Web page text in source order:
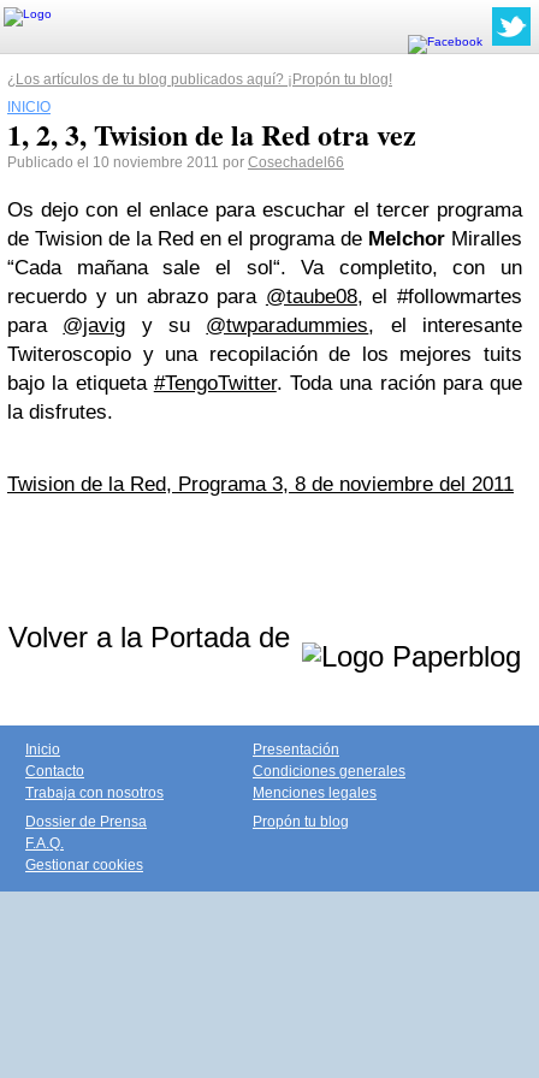
¿Los artículos de tu blog publicados aquí? ¡Propón tu blog!
INICIO
1, 2, 3, Twision de la Red otra vez
Publicado el 10 noviembre 2011 por Cosechadel66
Os dejo con el enlace para escuchar el tercer programa
de Twision de la Red en el programa de Melchor Miralles
“Cada mañana sale el sol“. Va completito, con un
recuerdo y un abrazo para @taube08, el #followmartes
para @javig y su @twparadummies, el interesante
Twiteroscopio y una recopilación de los mejores tuits
bajo la etiqueta #TengoTwitter. Toda una ración para que
la disfrutes.
Twision de la Red, Programa 3, 8 de noviembre del 2011
Volver a la Portada de
Inicio
Contacto
Trabaja con nosotros
Presentación
Condiciones generales
Menciones legales
Dossier de Prensa
F.A.Q.
Gestionar cookies
Propón tu blog